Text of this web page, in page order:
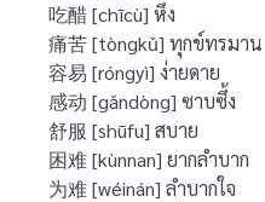
吃醋 [chīcù] หึง
痛苦 [tòngkǔ] ทุกข์ทรมาน
容易 [róngyì] ง่ายดาย
感动 [gǎndòng] ซาบซึ้ง
舒服 [shūfu] สบาย
困难 [kùnnan] ยากลำบาก
为难 [wéinán] ลำบากใจ